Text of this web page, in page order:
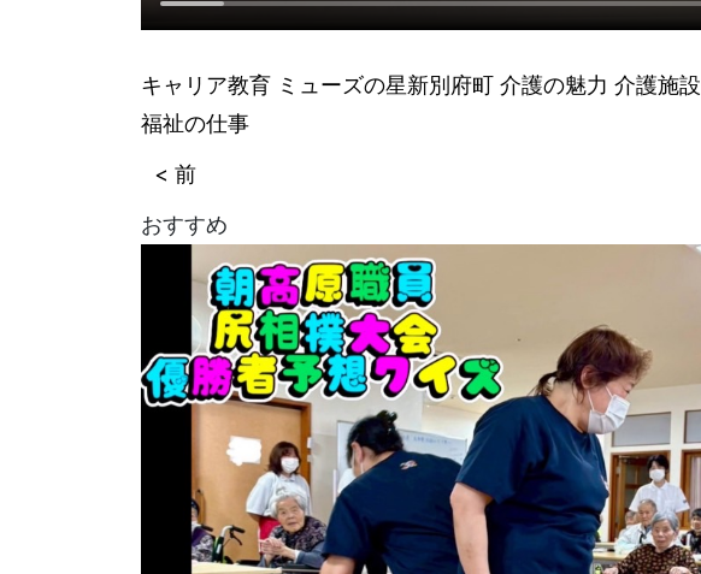
キャリア教育 ミューズの星新別府町 介護の魅力 介護施設
福祉の仕事
< 前
おすすめ